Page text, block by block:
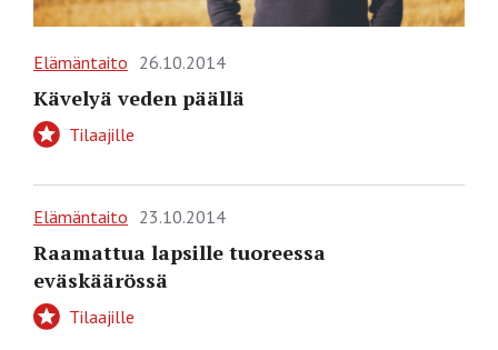
Elämäntaito 26.10.2014
Kävelyä veden päällä
Tilaajille
Elämäntaito 23.10.2014
Raamattua lapsille tuoreessa
eväskäärössä
Tilaajille